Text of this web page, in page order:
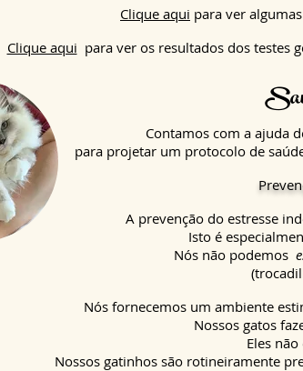
Clique aqui para ver
Clique aqui para ver os resultados dos testes
Contamos com a ajuda
para projetar um protocolo de
A prevenção do estresse
Isto é
Nós não podemos
Nós fornecemos um ambiente
Nossos gatos
Eles
Nossos gatinhos são rotineiramente